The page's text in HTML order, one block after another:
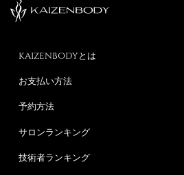
KAIZENBODYとは
お支払い方法
予約方法
サロンランキング
技術者ランキング